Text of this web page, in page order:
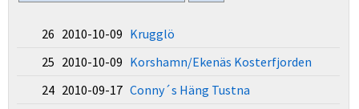
26 2010-10-09 Krugglö
25 2010-10-09 Korshamn/Ekenäs Kosterfjorden
24 2010-09-17 Conny´s Häng Tustna